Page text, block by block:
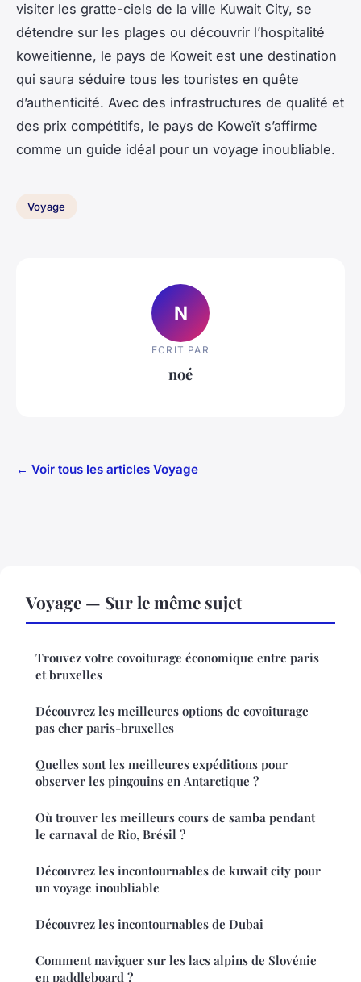
visiter les gratte-ciels de la ville Kuwait City, se
détendre sur les plages ou découvrir l’hospitalité
koweitienne, le pays de Koweit est une destination
qui saura séduire tous les touristes en quête
d’authenticité. Avec des infrastructures de qualité et
des prix compétitifs, le pays de Koweït s’affirme
comme un guide idéal pour un voyage inoubliable.
Voyage
N
ECRIT PAR
noé
← Voir tous les articles Voyage
Voyage — Sur le même sujet
Trouvez votre covoiturage économique entre paris
et bruxelles
Découvrez les meilleures options de covoiturage
pas cher paris-bruxelles
Quelles sont les meilleures expéditions pour
observer les pingouins en Antarctique ?
Où trouver les meilleurs cours de samba pendant
le carnaval de Rio, Brésil ?
Découvrez les incontournables de kuwait city pour
un voyage inoubliable
Découvrez les incontournables de Dubai
Comment naviguer sur les lacs alpins de Slovénie
en paddleboard ?